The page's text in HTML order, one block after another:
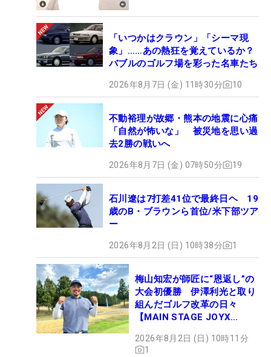
「いつかはクラウン」「シーマ現
象」……あの熱狂を覚えているか？
バブルのゴルフ場を彩った名車たち
2026年8月7日 (金) 11時30分 10
不動裕理が故郷・熊本の地震に心痛
「自然が怖いな」 被災地を思い過
去2勝の戦いへ
2026年8月7日 (金) 07時50分 19
石川遼は7打差41位で最終日ヘ 19
歳のB・ブラウンら首位/米下部ツア
ー
2026年8月2日 (日) 10時38分 1
梅山知宏が師匠に“恩返し”の
大会初優勝 伊澤利光と取り
組んだゴルフ改革の日々
【MAIN STAGE JOYX
2026年8月2日 (日) 10時11分
1